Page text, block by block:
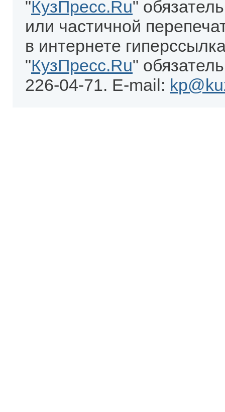
"КузПресс.Ru"
или частичной
в интернете
"КузПресс.Ru"
226-04-71. E-mail: